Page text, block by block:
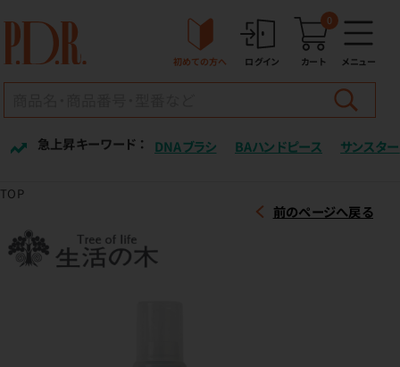
初めての方へ ログイン カート
0
メニュー
急上昇キーワード ： DNAブラシ BAハンドピース サンスター
TOP
前のページへ戻る